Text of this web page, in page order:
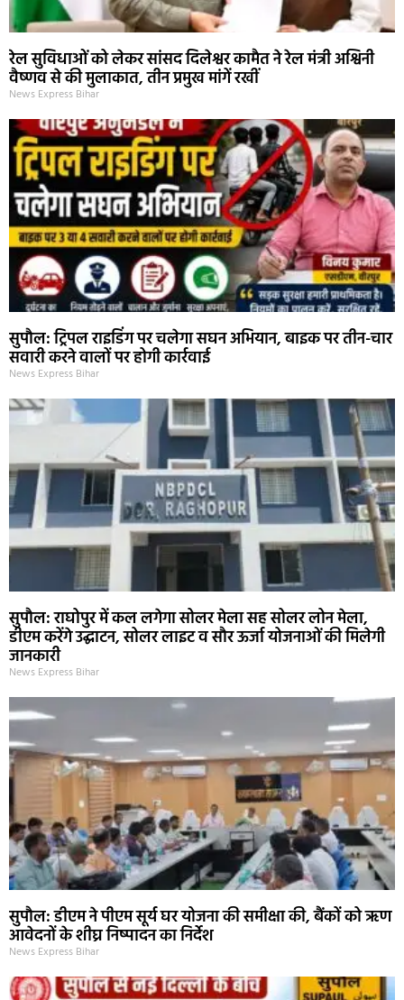
रेल सुविधाओं को लेकर सांसद दिलेश्वर कामैत ने रेल मंत्री अश्विनी
वैष्णव से की मुलाकात, तीन प्रमुख मांगें रखीं
News Express Bihar
सुपौल: ट्रिपल राइडिंग पर चलेगा सघन अभियान, बाइक पर तीन-चार
सवारी करने वालों पर होगी कार्रवाई
News Express Bihar
सुपौल: राघोपुर में कल लगेगा सोलर मेला सह सोलर लोन मेला,
डीएम करेंगे उद्घाटन, सोलर लाइट व सौर ऊर्जा योजनाओं की मिलेगी
जानकारी
News Express Bihar
सुपौल: डीएम ने पीएम सूर्य घर योजना की समीक्षा की, बैंकों को ऋण
आवेदनों के शीघ्र निष्पादन का निर्देश
News Express Bihar